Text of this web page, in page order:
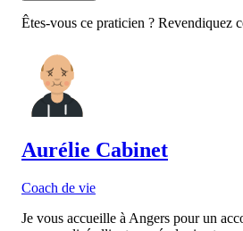
Êtes-vous ce praticien ? Revendiquez
Aurélie Cabinet
Coach de vie
Je vous accueille à Angers pour un